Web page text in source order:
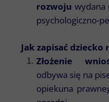
rozwoju wydana
psychologiczno-
Jak zapisać dziecko
Złożenie
odbywa się na
opiekuna